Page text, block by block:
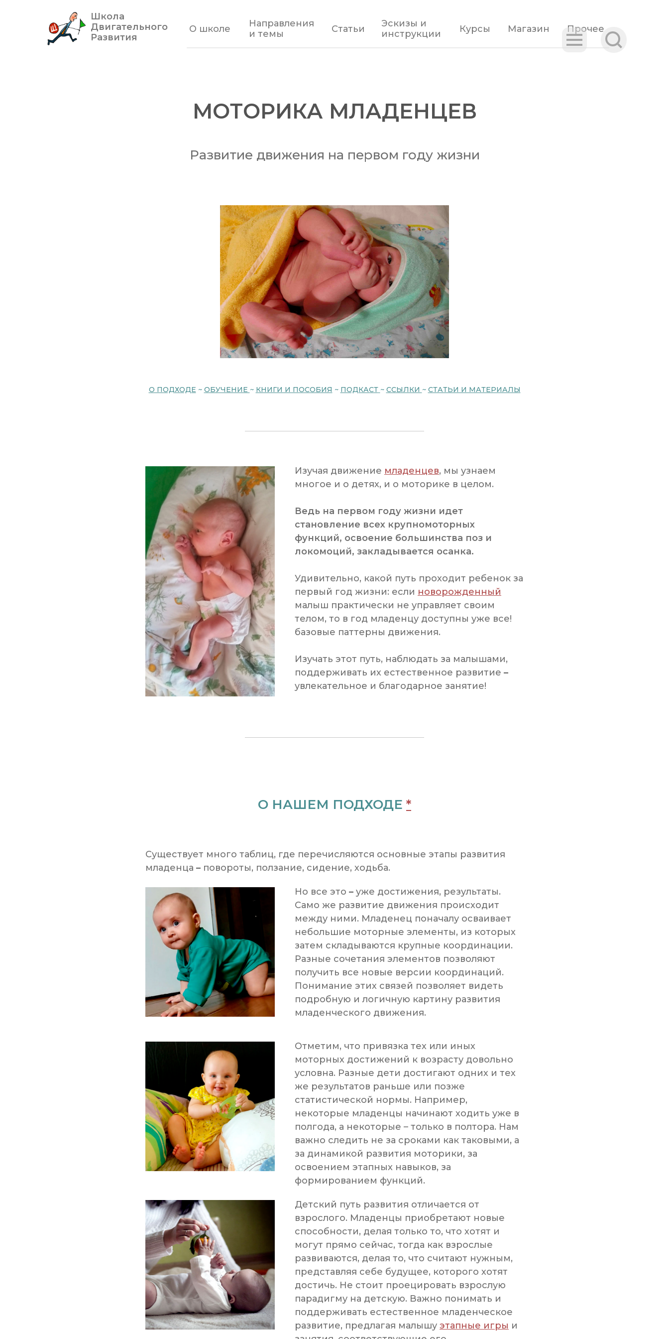
Школа
Двигательного
Развития
Прочее
Магазин
Курсы
О школе Статьи
Направления
и темы
Эскизы и
инструкции
МОТОРИКА МЛАДЕНЦЕВ
Развитие движения на первом году жизни
О ПОДХОДЕ ~ ОБУЧЕНИЕ ~ КНИГИ И ПОСОБИЯ ~ ПОДКАСТ ~ ССЫЛКИ ~ СТАТЬИ И МАТЕРИАЛЫ
Изучая движение младенцев, мы узнаем
многое и о детях, и о моторике в целом.
Ведь на первом году жизни идет
становление всех крупномоторных
функций, освоение большинства поз и
локомоций, закладывается осанка.
Удивительно, какой путь проходит ребенок за
первый год жизни: если новорожденный
малыш практически не управляет своим
телом, то в год младенцу доступны уже все!
базовые паттерны движения.
Изучать этот путь, наблюдать за малышами,
поддерживать их естественное развитие –
увлекательное и благодарное занятие!
О НАШЕМ ПОДХОДЕ *
Существует много таблиц, где перечисляются основные этапы развития
младенца – повороты, ползание, сидение, ходьба.
Но все это – уже достижения, результаты.
Само же развитие движения происходит
между ними. Младенец поначалу осваивает
небольшие моторные элементы, из которых
затем складываются крупные координации.
Разные сочетания элементов позволяют
получить все новые версии координаций.
Понимание этих связей позволяет видеть
подробную и логичную картину развития
младенческого движения.
Отметим, что привязка тех или иных
моторных достижений к возрасту довольно
условна. Разные дети достигают одних и тех
же результатов раньше или позже
статистической нормы. Например,
некоторые младенцы начинают ходить уже в
полгода, а некоторые – только в полтора. Нам
важно следить не за сроками как таковыми, а
за динамикой развития моторики, за
освоением этапных навыков, за
формированием функций.
Детский путь развития отличается от
взрослого. Младенцы приобретают новые
способности, делая только то, что хотят и
могут прямо сейчас, тогда как взрослые
развиваются, делая то, что считают нужным,
представляя себе будущее, которого хотят
достичь. Не стоит проецировать взрослую
парадигму на детскую. Важно понимать и
поддерживать естественное младенческое
развитие, предлагая малышу этапные игры и